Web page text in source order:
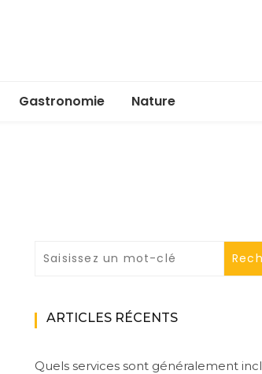
Gastronomie Nature
ARTICLES RÉCENTS
Quels services sont généralement